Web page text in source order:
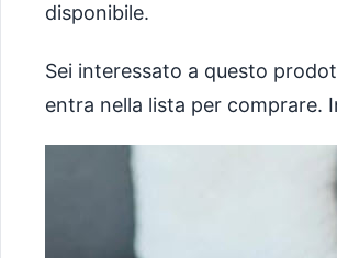
disponibile.
Sei interessato a questo
entra nella lista per comprare.